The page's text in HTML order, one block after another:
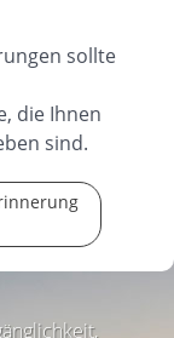
sollte
die Ihnen
sind.